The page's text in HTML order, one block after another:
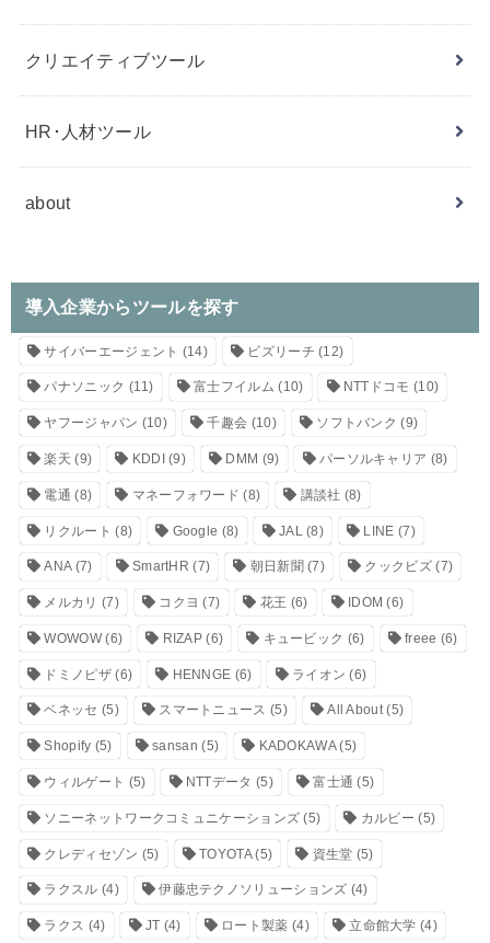
クリエイティブツール
HR･人材ツール
about
導入企業からツールを探す
サイバーエージェント (14) ビズリーチ (12)
パナソニック (11) 富士フイルム (10) NTTドコモ (10)
ヤフージャパン (10) 千趣会 (10) ソフトバンク (9)
楽天 (9) KDDI (9) DMM (9) パーソルキャリア (8)
電通 (8) マネーフォワード (8) 講談社 (8)
リクルート (8) Google (8) JAL (8) LINE (7)
ANA(7) SmartHR (7) 朝日新聞 (7) クックビズ(7)
メルカリ (7) コクヨ (7) 花王 (6) IDOM (6)
WOWOW(6) RIZAP (6) キュービック (6) freee (6)
ドミノピザ(6) HENNGE (6) ライオン (6)
ベネッセ (5) スマートニュース (5) All About(5)
Shopify (5) sansan (5) KADOKAWA(5)
ウィルゲート (5) NTTデータ (5) 富士通 (5)
ソニーネットワークコミュニケーションズ (5) カルビー (5)
クレディセゾン (5) TOYOTA(5) 資生堂 (5)
ラクスル (4) 伊藤忠テクノソリューションズ (4)
ラクス (4) JT (4) ロート製薬 (4) 立命館大学 (4)